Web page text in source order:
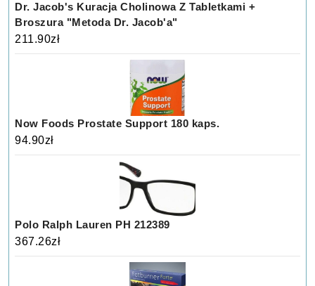
Dr. Jacob's Kuracja Cholinowa Z Tabletkami +
Broszura "Metoda Dr. Jacob'a"
211.90zł
Now Foods Prostate Support 180 kaps.
94.90zł
Polo Ralph Lauren PH 212389
367.26zł